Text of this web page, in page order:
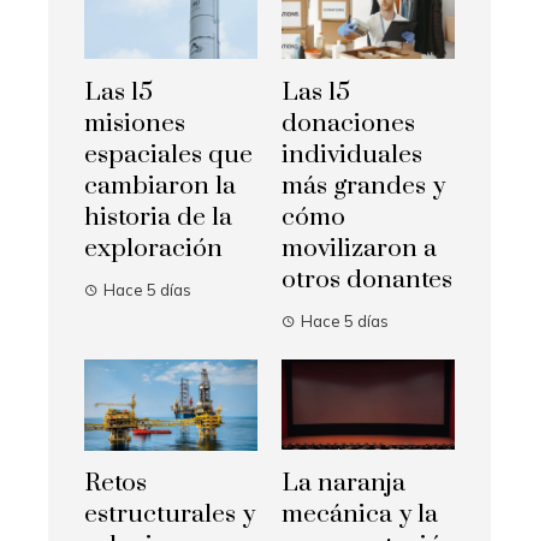
Las 15
misiones
espaciales que
cambiaron la
historia de la
exploración
Hace 5 días
Las 15
donaciones
individuales
más grandes y
cómo
movilizaron a
otros donantes
Hace 5 días
Retos
estructurales y
La naranja
mecánica y la